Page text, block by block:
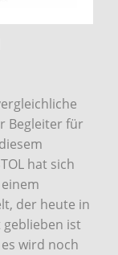
Begleiter für
hat sich
der heute in
ist
wird noch